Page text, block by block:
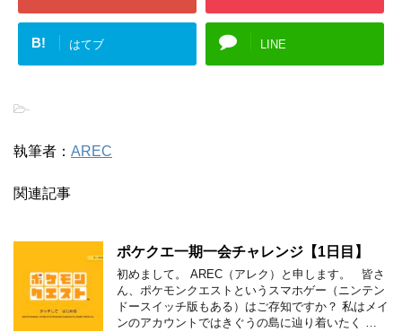
B! はてブ LINE
-
執筆者： AREC
関連記事
ポケクエ一期一会チャレンジ【1日目】
初めまして。 AREC（アレク）と申します。 皆さ
ん、ポケモンクエストというスマホゲー（ニンテン
ドースイッチ版もある）はご存知ですか？ 私はメイ
ンのアカウントではきぐうの島に辿り着いたく …